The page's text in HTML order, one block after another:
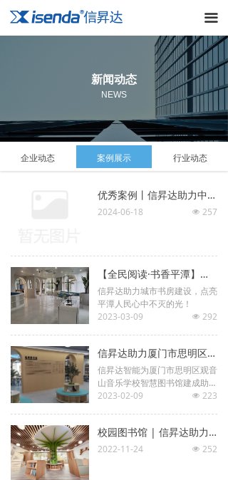
끀
首页
新闻动态
服务体系
新闻动态
NEWS
企业动态 案例展示 行业动态
优秀案例丨信昇达助力中国最东图书馆-抚远市图书馆建设
넶 257
2024-06-18
【全民阅读·书香平潭】城市书房建设点亮平潭人民心中不灭的光！
信昇达助力城市书房建设，点亮
平潭人民心中不灭的光！
넶 292
2023-03-09
信昇达助力厦门市思明区观音山音乐学校图书馆智慧化改造！
信昇达智能为厦门市思明区观音
山音乐学校智慧图书馆建成助
力。
넶 223
2023-02-09
校园图书馆 | 信昇达助力厦门市大同小学岭兜校区打造智慧化阅读环境！
넶 252
2022-11-24